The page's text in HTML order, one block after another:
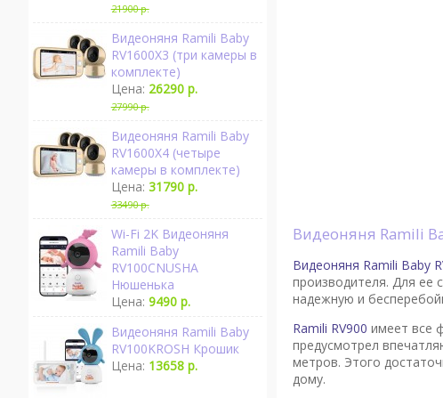
Видеоняня Ramili
Видеоняня Ramili Baby
производителя. Для ее
надежную и
Ramili RV900 имеет все
предусмотрел
метров. Этого
дому.
21900 р.
Видеоняня Ramili Baby
RV1600X3 (три камеры в
комплекте)
Цена: 26290 р.
27990 р.
Видеоняня Ramili Baby
RV1600X4 (четыре
камеры в комплекте)
Цена: 31790 р.
33490 р.
Wi-Fi 2K Видеоняня
Ramili Baby
RV100CNUSHA
Нюшенька
Цена: 9490 р.
Видеоняня Ramili Baby
RV100KROSH Крошик
Цена: 13658 р.